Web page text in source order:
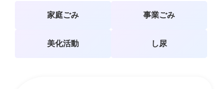
家庭ごみ 事業ごみ
美化活動 し尿